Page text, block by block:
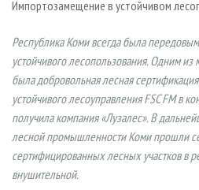
СУШКА ДРЕВЕСИНЫ
ПРОИЗВОДСТВО ДРЕВЕСНЫХ
ДЕРЕВЯННОЕ ДОМОСТРОЕНИЕ
ПРОИЗВОДСТВО МЕБЕЛИ
БИОЭНЕРГЕТИКА
ЦБП
ИНСТРУМЕНТ И МАТЕРИАЛЫ
ПЕРСОНЫ
МОБИЛЬНЫЕ ВЫСТАВКИ
ОФИЦИАЛЬНЫЕ ДЕЛЕГАЦИИ
ПРИОРИТЕТНЫЕ
RUSSIAN FORESTRY REVIEW
ГАЗЕТА ЛЕСПРОМФОРУМ
БИБЛИОТЕКА СПЕЦИАЛИСТА
КОНТАКТЫ
РЕКЛАМА
РЕКЛАМА НА САЙТЕ
Импортозамещение в устойчивом
Республика Коми всегда была
устойчивого лесопользования. Одним
была добровольная лесная
устойчивого лесоуправления FSC FM в
получила компания «Лузалес». В
лесной промышленности Коми прошли
сертифицированных лесных участков в
внушительной.